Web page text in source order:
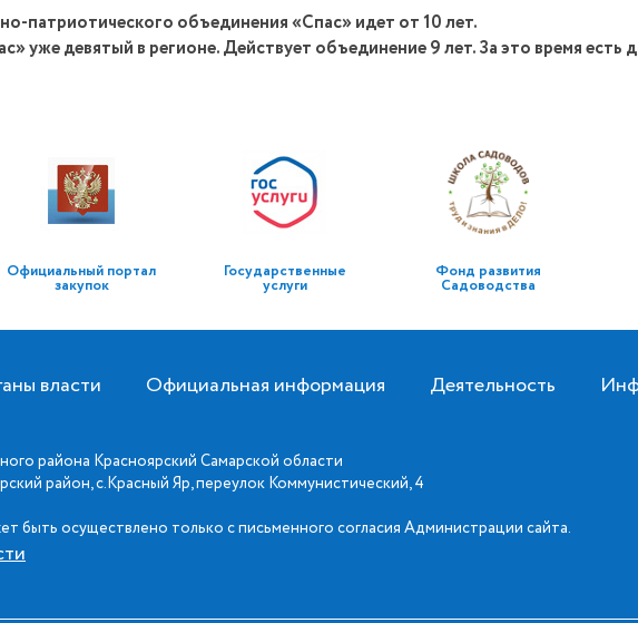
патриотического объединения «Спас» идет от 10 лет.
девятый в регионе. Действует объединение 9 лет. За это время есть
Официальный портал
закупок
Государственные
услуги
Фонд развития
Садоводства
власти Официальная информация Деятельность
района Красноярский Самарской области
район, с.Красный Яр, переулок Коммунистический, 4
быть осуществлено только с письменного согласия Администрации сайта.